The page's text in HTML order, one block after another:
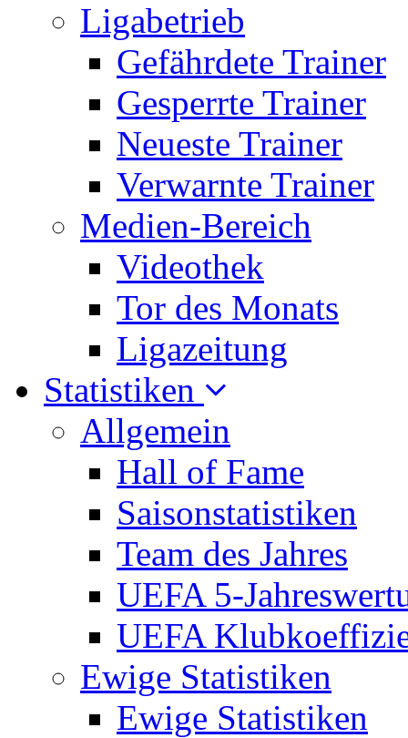
Ligabetrieb
Gefährdete Trainer
Gesperrte Trainer
Neueste Trainer
Verwarnte Trainer
Medien-Bereich
Videothek
Tor des Monats
Ligazeitung
Statistiken
Allgemein
Hall of Fame
Saisonstatistiken
Team des Jahres
UEFA 5-
UEFA
Ewige Statistiken
Ewige Statistiken